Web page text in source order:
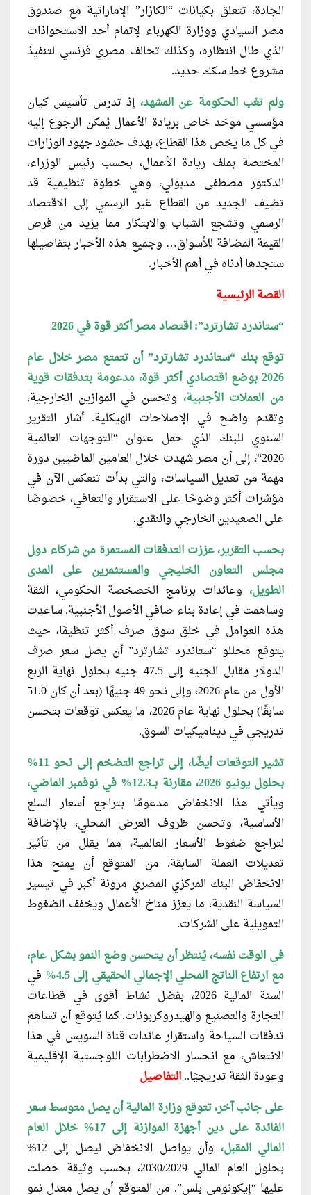
الجادة، تتعلق بكيانات “الكازار” الإماراتية مع صندوق
مصر السيادي ووزارة الكهرباء لإتمام أحد الاستحواذات
الذي طال انتظاره، وكذلك تحالف مصري فرنسي لتنفيذ
مشروع خط سكك حديد.
ولم تغب الحكومة عن المشهد، إذ تدرس تأسيس كيان
مؤسسي موحّد خاص بريادة الأعمال يُمكن الرجوع إليه
في كل ما يخص هذا القطاع، بهدف حشود جهود الوزارات
المختصة بملف ريادة الأعمال، بحسب رئيس الوزراء،
الدكتور مصطفى مدبولي، وهي خطوة تنظيمية قد
تضيف الجديد من القطاع غير الرسمي إلى الاقتصاد
الرسمي وتشجع الشباب والابتكار مما يزيد من فرص
القيمة المضافة للأسواق… وجميع هذه الأخبار بتفاصيلها
ستجدها أدناه في أهم الأخبار.
القصة الرئيسية
“ستاندرد تشارترد”: اقتصاد مصر أكثر قوة في 2026
توقع بنك “ستاندرد تشارترد” أن تتمتع مصرخلال عام
2026 بوضع اقتصادي أكثر قوة، مدعومة بتدفقات قوية
من العملات الأجنبية، وتحسن في الموازين الخارجية،
وتقدم واضح في الإصلاحات الهيكلية. أشار التقرير
السنوي للبنك الذي حمل عنوان “التوجهات العالمية
2026
“، إلى أن مصر شهدت خلال العامين الماضيين دورة
مهمة من تعديل السياسات، والتي بدأت تنعكس الآن في
مؤشرات أكثر وضوحًا على الاستقرار والتعافي، خصوصًا
على الصعيدين الخارجي والنقدي.
بحسب التقرير، عززت التدفقات المستمرة من شركاء دول
مجلس التعاون الخليجي والمستثمرين على المدى
الطويل، وعائدات برنامج الخصخصة الحكومي، الثقة
وساهمت في إعادة بناء صافي الأصول الأجنبية. ساعدت
هذه العوامل في خلق سوق صرف أكثر تنظيمًا، حيث
يتوقع محللو “ستاندرد تشارترد” أن يصل سعر صرف
الدولار مقابل الجنيه إلى 47.5 جنيه بحلول نهاية الربع
الأول من عام 2026، وإلى نحو 49 جنيهًا (بعد أن كان 51.0
سابقًا) بحلول نهاية عام 2026، ما يعكس توقعات بتحسن
تدريجي في ديناميكيات السوق.
تشير التوقعات أيضًا، إلى تراجع
التضخم إلى نحو 11%
بحلول يونيو 2026، مقارنة بــ12.3% في نوفمبر الماضي،
ويأتي هذا الانخفاض مدعومًا بتراجع أسعار السلع
الأساسية، وتحسن ظروف العرض المحلي، بالإضافة
لتراجع ضغوط الأسعار العالمية، مما يقلل من تأثير
تعديلات العملة السابقة. من المتوقع أن يمنح هذا
الانخفاض البنك المركزي المصري مرونة أكبر في تيسير
السياسة النقدية، ما يعزز مناخ الأعمال ويخفف الضغوط
التمويلية على الشركات.
في الوقت نفسه، يُنتظر أن يتحسنوضع النمو بشكل عام،
مع ارتفاع الناتج المحلي الإجمالي الحقيقي إلى 4.5%
في
السنة المالية 2026، بفضل نشاط أقوى في قطاعات
التجارة والتصنيع والهيدروكربونات. كما يُتوقع أن تساهم
تدفقات السياحة واستقرار عائدات قناة السويس في هذا
الانتعاش، مع انحسار الاضطرابات اللوجستية الإقليمية
وعودة الثقة تدريجيًا..التفاصيل
على جانب آخر، تتوقع وزارة المالية أنيصل متوسط سعر
الفائدة على دين أجهزة الموازنة إلى 17% خلال العام
المالي المقبل،
وأن يواصل الانخفاض ليصل إلى 12%
بحلول العام المالي 2030/2029، بحسب وثيقة حصلت
عليها “إيكونومي بلس”. من المتوقع أن يصل معدل نمو